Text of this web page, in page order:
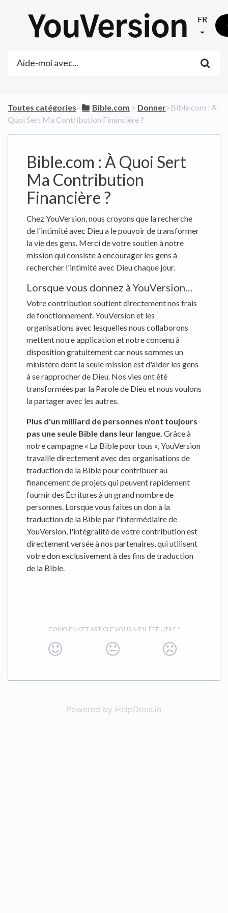
FR
Toutes catégories​>​ ​Bible.com ​ > ​ ​Donner​>​ Bible.com : À
Quoi Sert Ma Contribution Financière ?
Bible.com : À Quoi Sert
Ma Contribution
Financière ?
Chez YouVersion, nous croyons que la recherche
de l'intimité avec Dieu a le pouvoir de transformer
la vie des gens. Merci de votre soutien à notre
mission qui consiste à encourager les gens à
rechercher l'intimité avec Dieu chaque jour.
Lorsque vous donnez à YouVersion…
Votre contribution soutient directement nos frais
de fonctionnement. YouVersion et les
organisations avec lesquelles nous collaborons
mettent notre application et notre contenu à
disposition gratuitement car nous sommes un
ministère dont la seule mission est d'aider les gens
à se rapprocher de Dieu. Nos vies ont été
transformées par la Parole de Dieu et nous voulons
la partager avec les autres.
Plus d'un milliard de personnes n'ont toujours
pas une seule Bible dans leur langue. Grâce à
notre campagne « La Bible pour tous », YouVersion
travaille directement avec des organisations de
traduction de la Bible pour contribuer au
financement de projets qui peuvent rapidement
fournir des Écritures à un grand nombre de
personnes. Lorsque vous faites un don à la
traduction de la Bible par l'intermédiaire de
YouVersion, l'intégralité de votre contribution est
directement versée à nos partenaires, qui utilisent
votre don exclusivement à des fins de traduction
de la Bible.
COMBIEN CET ARTICLE VOUS A-T'IL ÉTÉ UTILE ?
Powered by HelpDocs.io